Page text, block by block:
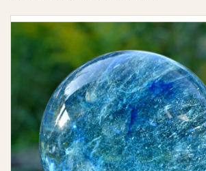
Cadeaubonnen